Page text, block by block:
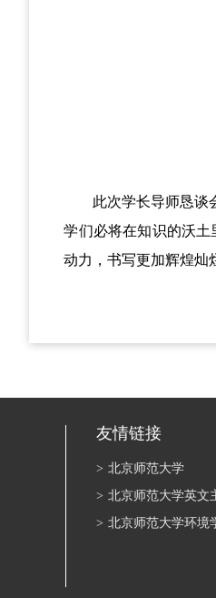
此次学长导师恳谈
学们必将在知识的沃
动力，书写更加辉煌灿
友情链接
> 北京师范大学
> 北京师范大学英文
> 北京师范大学环境